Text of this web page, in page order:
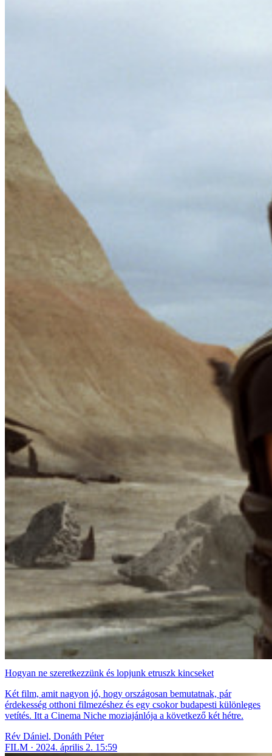
Hogyan ne szeretkezzünk és lopjunk etruszk kincseket
Két film, amit nagyon jó, hogy országosan bemutatnak, pár
érdekesség otthoni filmezéshez és egy csokor budapesti különleges
vetítés. Itt a Cinema Niche moziajánlója a következő két hétre.
Rév Dániel, Donáth Péter
FILM
2024. április 2. 15:59